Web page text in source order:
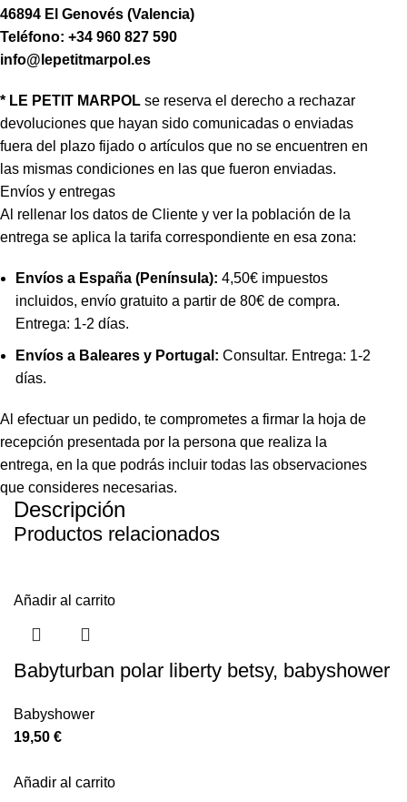
46894 El Genovés (Valencia)
Teléfono: +34 960 827 590
info@lepetitmarpol.es
* LE PETIT MARPOL se reserva el derecho a rechazar
devoluciones que hayan sido comunicadas o enviadas
fuera del plazo fijado o artículos que no se encuentren en
las mismas condiciones en las que fueron enviadas.
Envíos y entregas
Al rellenar los datos de Cliente y ver la población de la
entrega se aplica la tarifa correspondiente en esa zona:
Envíos a España (Península):4,50€ impuestos
incluidos, envío gratuito a partir de 80€ de compra.
Entrega: 1-2 días.
Envíos a Baleares y Portugal:Consultar. Entrega: 1-2
días.
Al efectuar un pedido, te comprometes a firmar la hoja de
recepción presentada por la persona que realiza la
entrega, en la que podrás incluir todas las observaciones
que consideres necesarias.
Descripción
Productos relacionados
Añadir al carrito
Babyturban polar liberty betsy, babyshower
Babyshower
19,50 €
Añadir al carrito